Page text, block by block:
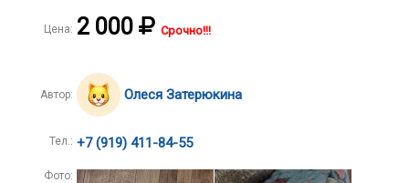
Цена: 2 000 Срочно!!!
Автор: Олеся Затерюкина
Тел.: +7 (919) 411-84-55
Фото: